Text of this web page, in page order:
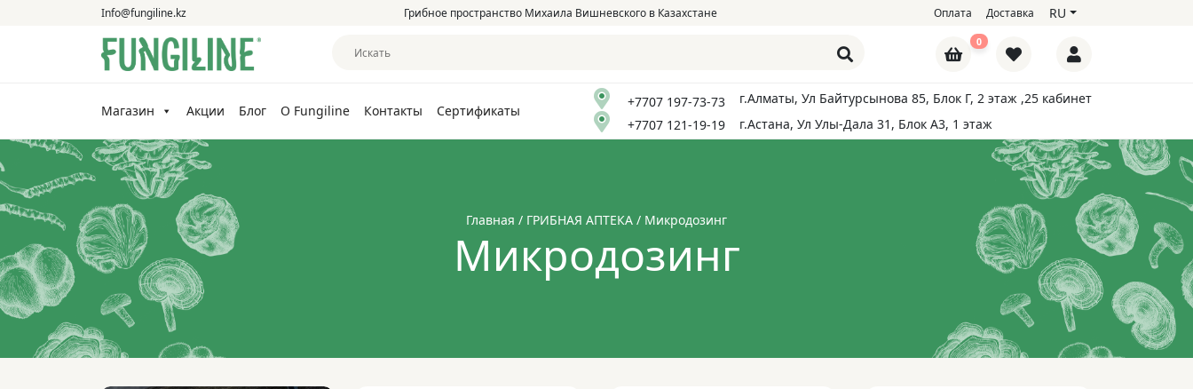
Info@fungiline.kz Грибное пространство Михаила Вишневского в Казахстане Оплата Доставка RU
0
Магазин Акции Блог О Fungiline Контакты Сертификаты
+7707 197-73-73
+7707 121-19-19
г.Алматы, Ул Байтурсынова 85, Блок Г, 2 этаж ,25 кабинет
г.Астана, Ул Улы-Дала 31, Блок А3, 1 этаж
Главная / ГРИБНАЯ АПТЕКА / Микродозинг
Микродозинг